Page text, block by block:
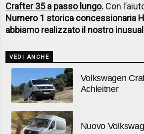
Crafter 35 a passo lungo. Con
Numero 1 storica concessionaria
abbiamo realizzato il nostro
VEDI ANCHE
Volkswagen
Achleitner
Nuovo